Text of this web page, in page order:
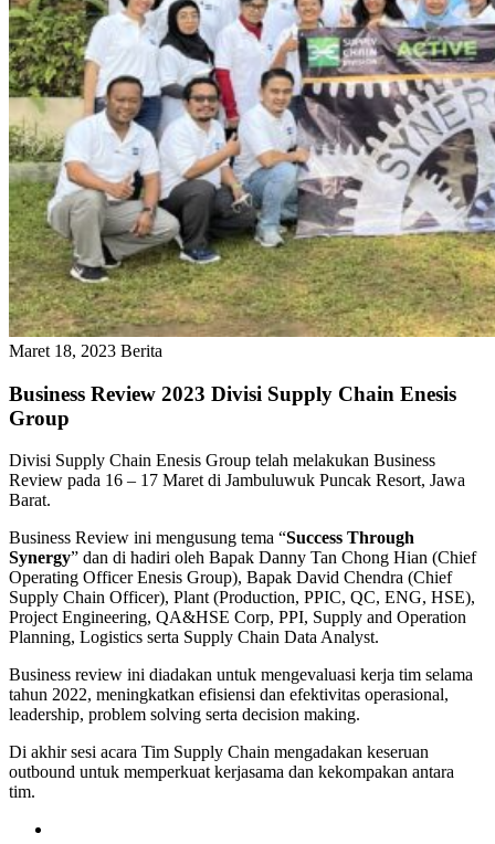
Maret 18, 2023 Berita
Business Review 2023 Divisi Supply Chain Enesis
Group
Divisi Supply Chain Enesis Group telah melakukan Business
Review pada 16 – 17 Maret di Jambuluwuk Puncak Resort, Jawa
Barat.
Business Review ini mengusung tema “Success Through
Synergy” dan di hadiri oleh Bapak Danny Tan Chong Hian (Chief
Operating Officer Enesis Group), Bapak David Chendra (Chief
Supply Chain Officer), Plant (Production, PPIC, QC, ENG, HSE),
Project Engineering, QA&HSE Corp, PPI, Supply and Operation
Planning, Logistics serta Supply Chain Data Analyst.
Business review ini diadakan untuk mengevaluasi kerja tim selama
tahun 2022, meningkatkan efisiensi dan efektivitas operasional,
leadership, problem solving serta decision making.
Di akhir sesi acara Tim Supply Chain mengadakan keseruan
outbound untuk memperkuat kerjasama dan kekompakan antara
tim.